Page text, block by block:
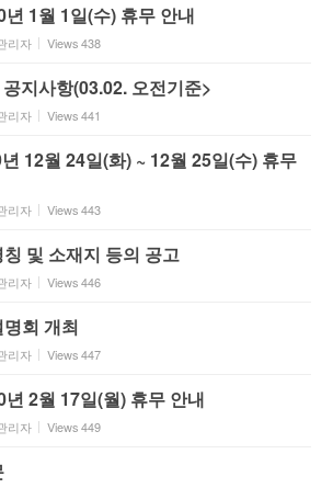
1월 1일(수) 휴무 안내
리자 Views438
지사항(03.02. 오전기준>
리자 Views441
12월 24일(화) ~ 12월 25일(수) 휴무
리자 Views443
및 소재지 등의 공고
리자 Views446
회 개최
리자 Views447
2월 17일(월) 휴무 안내
리자 Views449